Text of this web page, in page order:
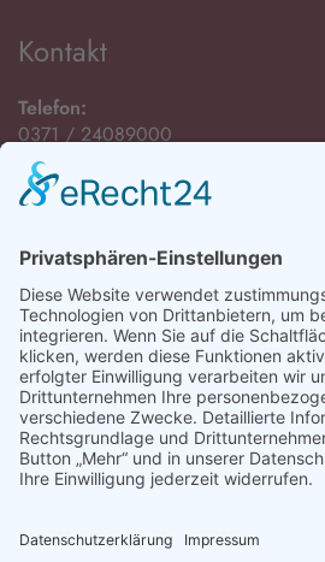
Kontakt
Telefon:
0371 / 24089000
E-Mail:
Öffnungszeiten
Montag bis Freitag:
08:00 Uhr - 12:00 Uhr
Montag, Dienstag und Donnerstag:
13:00 Uhr - 15:00 Uhr
sowie nach Vereinbarung